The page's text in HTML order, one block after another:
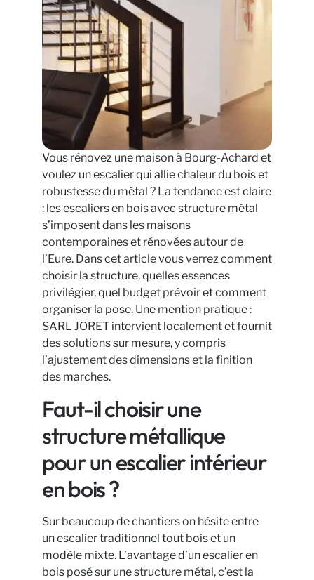
Vous rénovez une maison à Bourg-Achard et
voulez un escalier qui allie chaleur du bois et
robustesse du métal ? La tendance est claire
: les escaliers en bois avec structure métal
s’imposent dans les maisons
contemporaines et rénovées autour de
l’Eure. Dans cet article vous verrez comment
choisir la structure, quelles essences
privilégier, quel budget prévoir et comment
organiser la pose. Une mention pratique :
SARL JORET intervient localement et fournit
des solutions sur mesure, y compris
l’ajustement des dimensions et la finition
des marches.
Faut-il choisir une
structure métallique
pour un escalier intérieur
en bois ?
Sur beaucoup de chantiers on hésite entre
un escalier traditionnel tout bois et un
modèle mixte. L’avantage d’un escalier en
bois posé sur une structure métal, c’est la